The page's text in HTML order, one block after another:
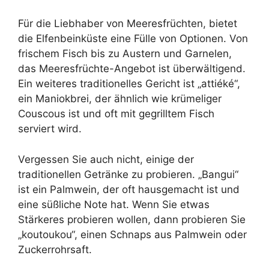
Für die Liebhaber von Meeresfrüchten, bietet
die Elfenbeinküste eine Fülle von Optionen. Von
frischem Fisch bis zu Austern und Garnelen,
das Meeresfrüchte-Angebot ist überwältigend.
Ein weiteres traditionelles Gericht ist „attiéké“,
ein Maniokbrei, der ähnlich wie krümeliger
Couscous ist und oft mit gegrilltem Fisch
serviert wird.
Vergessen Sie auch nicht, einige der
traditionellen Getränke zu probieren. „Bangui“
ist ein Palmwein, der oft hausgemacht ist und
eine süßliche Note hat. Wenn Sie etwas
Stärkeres probieren wollen, dann probieren Sie
„koutoukou“, einen Schnaps aus Palmwein oder
Zuckerrohrsaft.